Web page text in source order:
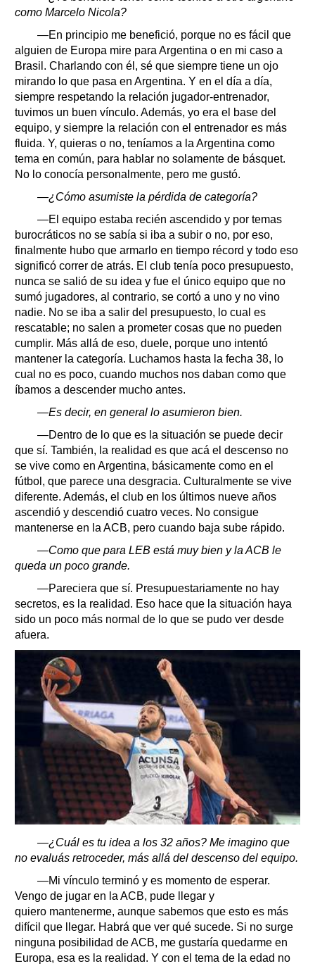
como Marcelo Nicola?
—En principio me benefició, porque no es fácil que
alguien de Europa mire para Argentina o en mi caso a
Brasil. Charlando con él, sé que siempre tiene un ojo
mirando lo que pasa en Argentina. Y en el día a día,
siempre respetando la relación jugador-entrenador,
tuvimos un buen vínculo. Además, yo era el base del
equipo, y siempre la relación con el entrenador es más
fluida. Y, quieras o no, teníamos a la Argentina como
tema en común, para hablar no solamente de básquet.
No lo conocía personalmente, pero me gustó.
—¿Cómo asumiste la pérdida de categoría?
—El equipo estaba recién ascendido y por temas
burocráticos no se sabía si iba a subir o no, por eso,
finalmente hubo que armarlo en tiempo récord y todo eso
significó correr de atrás. El club tenía poco presupuesto,
nunca se salió de su idea y fue el único equipo que no
sumó jugadores, al contrario, se cortó a uno y no vino
nadie. No se iba a salir del presupuesto, lo cual es
rescatable; no salen a prometer cosas que no pueden
cumplir. Más allá de eso, duele, porque uno intentó
mantener la categoría. Luchamos hasta la fecha 38, lo
cual no es poco, cuando muchos nos daban como que
íbamos a descender mucho antes.
—Es decir, en general lo asumieron bien.
—Dentro de lo que es la situación se puede decir
que sí. También, la realidad es que acá el descenso no
se vive como en Argentina, básicamente como en el
fútbol, que parece una desgracia. Culturalmente se vive
diferente. Además, el club en los últimos nueve años
ascendió y descendió cuatro veces. No consigue
mantenerse en la ACB, pero cuando baja sube rápido.
—Como que para LEB está muy bien y la ACB le
queda un poco grande.
—Pareciera que sí. Presupuestariamente no hay
secretos, es la realidad. Eso hace que la situación haya
sido un poco más normal de lo que se pudo ver desde
afuera.
—¿Cuál es tu idea a los 32 años? Me imagino que
no evaluás retroceder, más allá del descenso del equipo.
—Mi vínculo terminó y es momento de esperar.
Vengo de jugar en la ACB, pude llegar y
quiero mantenerme, aunque sabemos que esto es más
difícil que llegar. Habrá que ver qué sucede. Si no surge
ninguna posibilidad de ACB, me gustaría quedarme en
Europa, esa es la realidad. Y con el tema de la edad no